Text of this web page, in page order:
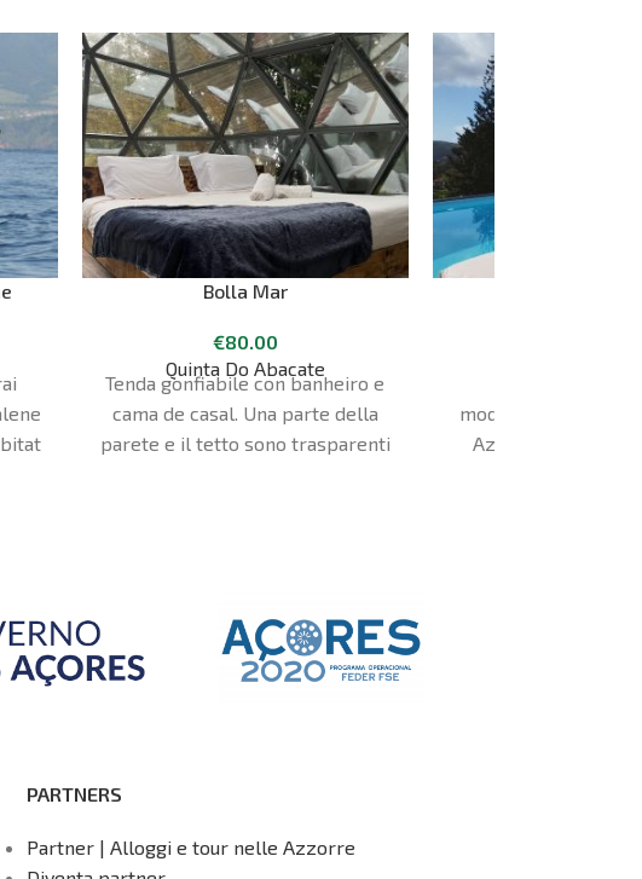
tutti
Bolla Mar
€80.00
Quinta Do Abacate
Tenda gonfiabile con banheiro e
cama de casal. Una parte della
parete e il tetto sono trasparenti
modernamente
Azores Properties.
PARTNERS
Partner | Alloggi e tour nelle Azzorre